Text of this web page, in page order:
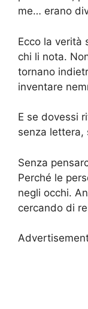
me… erano
Ecco la verità
chi li nota.
tornano
inventare
E se dovessi
senza lettera,
Senza
Perché le
negli occhi.
cercando di